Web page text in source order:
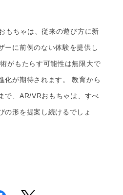
もちゃは、従来の遊び方に新
ーに前例のない体験を提供し
がもたらす可能性は無限大で
化が期待されます。 教育から
で、AR/VRおもちゃは、すべ
の形を提案し続けるでしょ